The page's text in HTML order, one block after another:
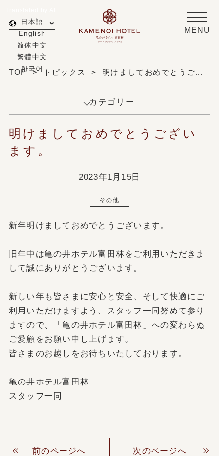
MENU
日本語
English
简体中文
繁體中文
한국어
TOP トピックス 明けましておめでとうございます。
カテゴリー
明けましておめでとうござい
ます。
2023年1月15日
その他
新年明けましておめでとうございます。
旧年中は亀の井ホテル富田林をご利用いただきま
して誠にありがとうございます。
新しい年も皆さまに安心と安全、そして快適にご
利用いただけますよう、スタッフ一同努めて参り
ますので、「亀の井ホテル富田林」への変わらぬ
ご愛顧をお願い申し上げます。
皆さまのお越しをお待ちいたしております。
亀の井ホテル富田林
スタッフ一同
前のページへ 次のページへ